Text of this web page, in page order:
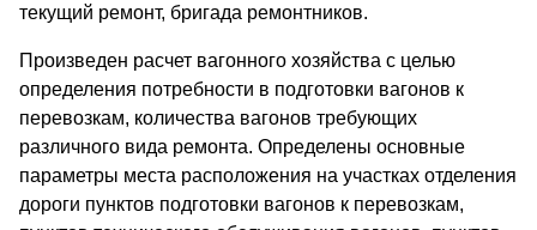
текущий ремонт, бригада ремонтников.
Произведен расчет вагонного хозяйства с целью
определения потребности в подготовки вагонов к
перевозкам, количества вагонов требующих
различного вида ремонта. Определены основные
параметры места расположения на участках отделения
дороги пунктов подготовки вагонов к перевозкам,